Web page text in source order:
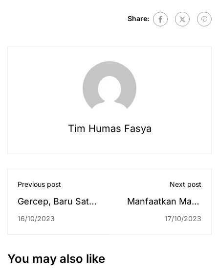
Share:
Tim Humas Fasya
Previous post
Gercep, Baru Satu
Hari di Hantakan,
Program Peduli
16/10/2023
Next post
Manfaatkan Masa
Transisi, LPM Siap
17/10/2023
You may also like